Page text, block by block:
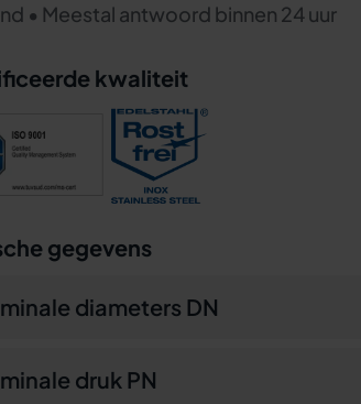
• Meestal antwoord binnen 24 uur
kwaliteit
gegevens
diameters DN
druk PN